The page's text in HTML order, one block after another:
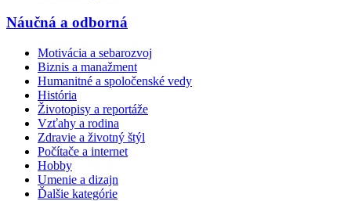
Náučná a odborná
Motivácia a sebarozvoj
Biznis a manažment
Humanitné a spoločenské vedy
História
Životopisy a reportáže
Vzťahy a rodina
Zdravie a životný štýl
Počítače a internet
Hobby
Umenie a dizajn
Ďalšie kategórie